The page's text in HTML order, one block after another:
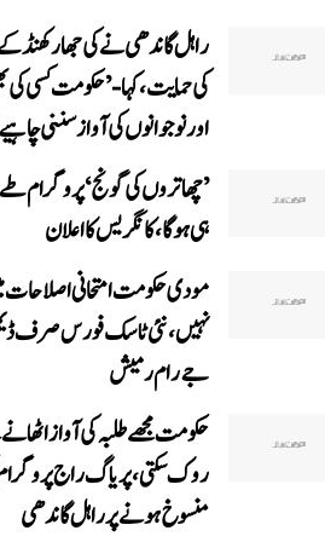
راہل گاندھی نے کی جھارکھنڈ
کی حمایت، کہا- ’حکومت کسی کی
اور نوجوانوں کی آواز سننی
’چھاتروں کی گونج‘ پروگرام
ہی ہوگا، کانگریس کا اعلان
مودی حکومت امتحانی اصلاحات
نہیں، نئی ٹاسک فورس صرف
جے رام رمیش
حکومت مجھے طلبہ کی آواز
روک سکتی، پریاگ راج
منسوخ ہونے پر راہل گاندھی